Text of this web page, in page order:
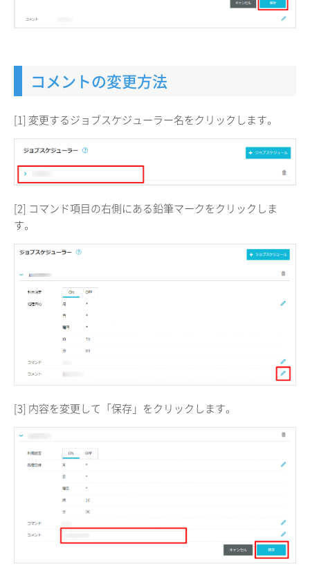
コメントの変更方法
[1] 変更するジョブスケジューラー名をクリックします。
[2] コマンド項目の右側にある鉛筆マークをクリックしま
す。
[3] 内容を変更して「保存」をクリックします。